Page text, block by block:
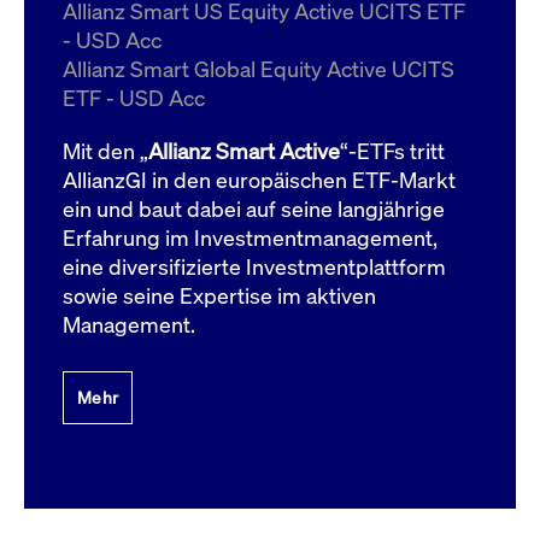
Allianz Smart US Equity Active UCITS ETF
- USD Acc
Allianz Smart Global Equity Active UCITS
ETF - USD Acc
Mit den „Allianz Smart Active“-ETFs tritt
AllianzGI in den europäischen ETF-Markt
ein und baut dabei auf seine langjährige
Erfahrung im Investmentmanagement,
eine diversifizierte Investmentplattform
sowie seine Expertise im aktiven
Management.
Mehr
ApplicationGatewayAffinityCORS
boerse.com
Domain
bis